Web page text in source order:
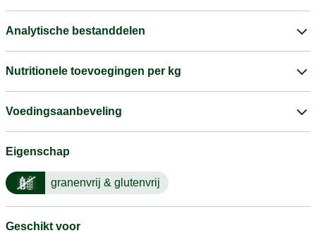
Analytische bestanddelen
Nutritionele toevoegingen per kg
Voedingsaanbeveling
Eigenschap
granenvrij & glutenvrij
Geschikt voor